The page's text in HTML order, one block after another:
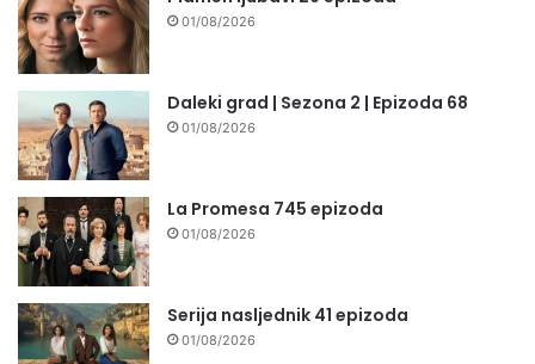
01/08/2026
Daleki grad | Sezona 2 | Epizoda 68
01/08/2026
La Promesa 745 epizoda
01/08/2026
Serija nasljednik 41 epizoda
01/08/2026